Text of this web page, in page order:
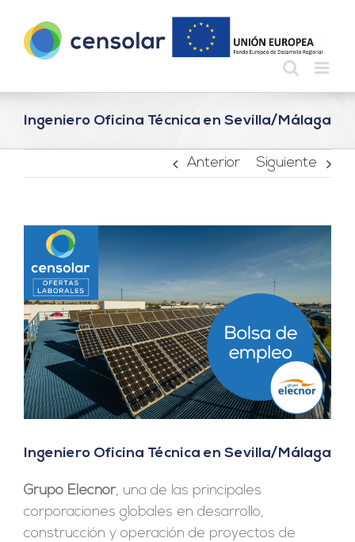
contenido
Ingeniero Oficina Técnica en Sevilla/Málaga
Anterior Siguiente
imagen
más
grande
Ingeniero Oficina Técnica en Sevilla/Málaga
Grupo Elecnor, una de las principales
corporaciones globales en desarrollo,
construcción y operación de proyectos de